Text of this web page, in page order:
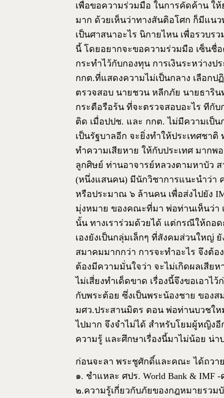
เพื่อขอความร่วมมือ ในการคัดค้าน ใ
มาก ด้วยเห็นว่าทางสันติอโศก ก็มีแนว
เป็นศาสนาอะไร นิกายไหน เพื่อรวบร
นี้ โดยอยากจะขอความร่วมมือ เซ็น
กระทำไว้กับกองทุน การเงินระหว่าง
กกต.ที่แสดงความไม่เป็นกลาง เลือก
ตรวจสอบ นายชวน หลีกภัย นายธาริ
กระตือรือร้น ที่จะตรวจสอบอะไร ที
ติด เมื่อปปช. และ กกต. ไม่มีความเป็น
เป็นรัฐบาลอีก จะยิ่งทำให้ประเทศชา
ทำความเสียหาย ให้กับประเทศ มาก
ลูกศิษย์ ท่านอาจารย์หลวงตามหาบัว
(หนึ่งแสนคน) มีนักวิชาการแนะนำว่า
หรือประมาณ ๖ ล้านคน เพื่อส่งไปยัง
มุ่งหมาย ของคณะที่มา พ่อท่านเห็นว่า
นั้น ทางเราร่วมด้วยได้ แต่กรณีให้ถอ
เองยังเป็นกลุ่มเล็กๆ ที่สังคมส่วนใหญ่
สมาคมมากกว่า การจะทำอะไร จึงต้อ
ต้องมีความมั่นใจว่า จะไม่เกิดผลเสีย
ไม่เสี่ยงทำเด็ดขาด เรื่องนี้จึงขอเอา
กับพระต้อย ซึ่งเป็นพระน้องชาย ของ
มศว.ประสานมิตร ตอน พ่อท่านบวชใ
ไปมาก จึงจำไม่ได้ สำหรับโยมผู้หญิง
ความรู้ และศึกษาเรื่องนี้มาไม่น้อย น่า
ก่อนจะลา พระชูศักดิ์และคณะ ได้ถวา
๑. ชำแหละ ศปร. World Bank & IMF
๒.ความรู้เกี่ยวกับภัยของกฎหมายรว